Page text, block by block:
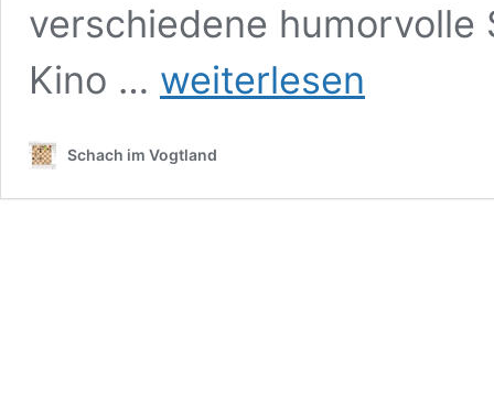
verschiedene humorvolle
Kino …
Schachwunderland
–
noch
24.11.2022
weiterlesen
Schach im Vogtland